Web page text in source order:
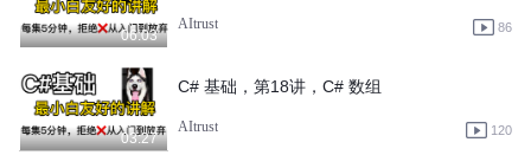
06:03
AItrust 86
03:27
C# 基础，第18讲，C# 数组
AItrust 120